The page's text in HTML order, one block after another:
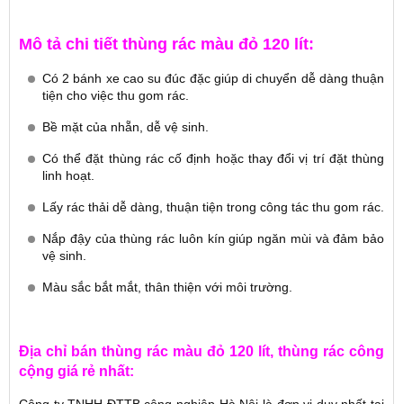
Mô tả chi tiết thùng rác màu đỏ 120 lít:
Có 2 bánh xe cao su đúc đặc giúp di chuyển dễ dàng thuận
tiện cho việc thu gom rác.
Bề mặt của nhẵn, dễ vệ sinh.
Có thể đặt thùng rác cố định hoặc thay đổi vị trí đặt thùng
linh hoạt.
Lấy rác thải dễ dàng, thuận tiện trong công tác thu gom rác.
Nắp đậy của thùng rác luôn kín giúp ngăn mùi và đảm bảo
vệ sinh.
Màu sắc bắt mắt, thân thiện với môi trường.
Địa chỉ bán thùng rác màu đỏ 120 lít, thùng rác công
cộng giá rẻ nhất: